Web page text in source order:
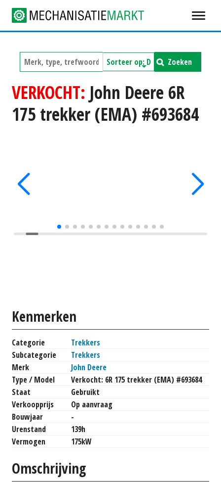
Zoeken
VERKOCHT: John Deere 6R
175 trekker (EMA) #693684
Kenmerken
Categorie
Trekkers
Subcategorie
Trekkers
Merk
John Deere
Type / Model
Verkocht: 6R 175 trekker (EMA) #693684
Staat
Gebruikt
Verkoopprijs
Op aanvraag
Bouwjaar
-
Urenstand
139h
Vermogen
175kW
Omschrijving